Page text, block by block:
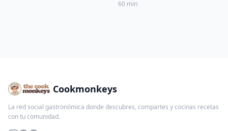
60 min
Cookmonkeys
La red social gastronómica donde descubres, compartes y cocinas recetas
con tu comunidad.